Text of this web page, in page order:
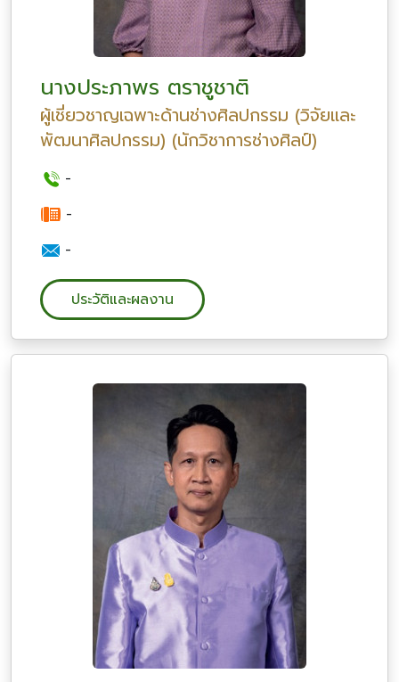
นางประภาพร ตราชูชาติ
ผู้เชี่ยวชาญเฉพาะด้านช่างศิลปกรรม (วิจัยและ
พัฒนาศิลปกรรม) (นักวิชาการช่างศิลป์)
-
-
-
ประวัติและผลงาน